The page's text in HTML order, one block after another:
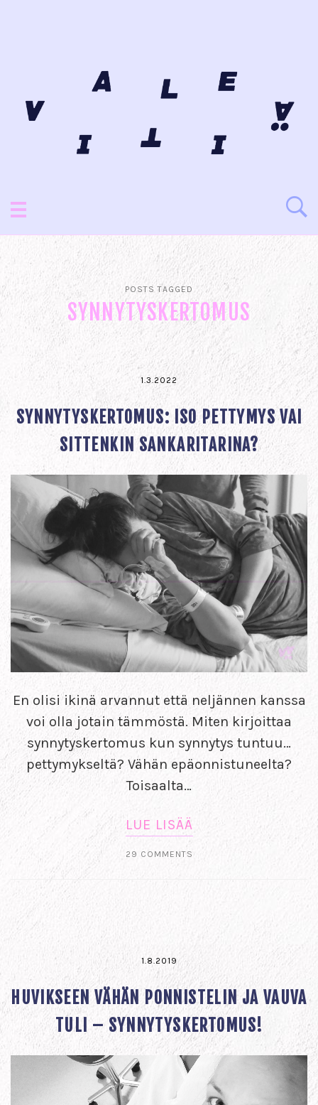
POSTS TAGGED
SYNNYTYSKERTOMUS
1.3.2022
SYNNYTYSKERTOMUS: ISO PETTYMYS VAI
SITTENKIN SANKARITARINA?
En olisi ikinä arvannut että neljännen kanssa
voi olla jotain tämmöstä. Miten kirjoittaa
synnytyskertomus kun synnytys tuntuu…
pettymykseltä? Vähän epäonnistuneelta?
Toisaalta…
LUE LISÄÄ
29 COMMENTS
1.8.2019
HUVIKSEEN VÄHÄN PONNISTELIN JA VAUVA
TULI – SYNNYTYSKERTOMUS!